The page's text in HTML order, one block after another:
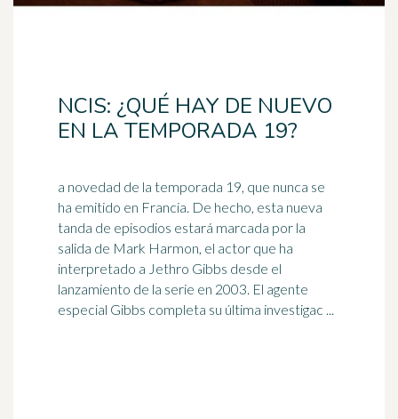
NCIS: ¿QUÉ HAY DE NUEVO
EN LA TEMPORADA 19?
a novedad de la temporada 19, que nunca se
ha emitido en Francia. De hecho, esta nueva
tanda de episodios estará marcada por la
salida de Mark Harmon, el actor que ha
interpretado a Jethro Gibbs desde el
lanzamiento de la serie en 2003. El agente
especial Gibbs completa su última investigac ...